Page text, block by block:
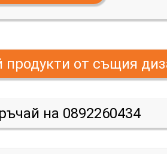
продукти от същия
на 0892260434